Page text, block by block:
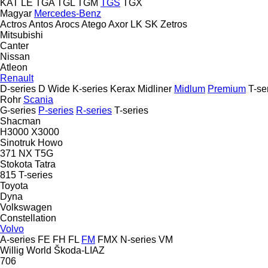
KAT LE TGA TGL TGM TGS
TGX
Magyar Mercedes-Benz
ActrosAntosArocsAtegoAxor LK SK Zetros
Mitsubishi
Canter
Nissan
Atleon
Renault
D-series D Wide K-series Kerax Midliner Midlum Premium T-
Rohr Scania
G-series P-series R-series T-series
Shacman
H3000 X3000
Sinotruk Howo
371 NX T5G
Stokota Tatra
815 T-series
Toyota
Dyna
Volkswagen
Constellation
Volvo
A-series FE FH FL FM FMX N-series VM
Willig World Škoda-LIAZ
706